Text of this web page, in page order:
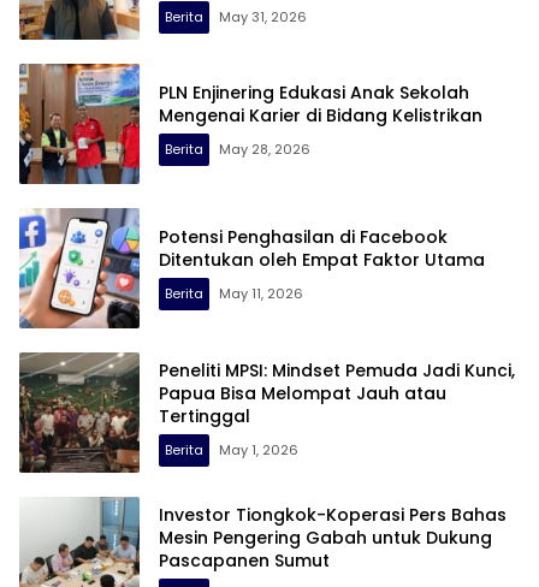
Berita May 31, 2026
PLN Enjinering Edukasi Anak Sekolah
Mengenai Karier di Bidang Kelistrikan
Berita May 28, 2026
Potensi Penghasilan di Facebook
Ditentukan oleh Empat Faktor Utama
Berita May 11, 2026
Peneliti MPSI: Mindset Pemuda Jadi Kunci,
Papua Bisa Melompat Jauh atau
Tertinggal
Berita May 1, 2026
Investor Tiongkok-Koperasi Pers Bahas
Mesin Pengering Gabah untuk Dukung
Pascapanen Sumut